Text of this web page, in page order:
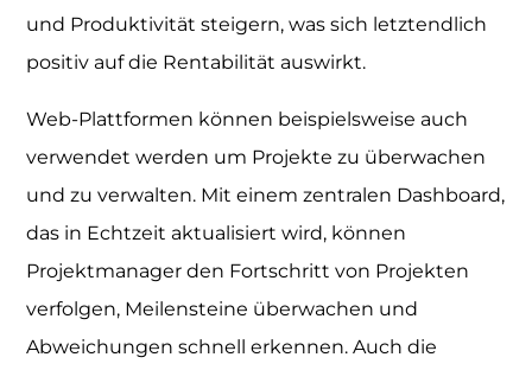
und Produktivität steigern, was sich letztendlich
positiv auf die Rentabilität auswirkt.
Web-Plattformen können beispielsweise auch
verwendet werden um Projekte zu überwachen
und zu verwalten. Mit einem zentralen Dashboard,
das in Echtzeit aktualisiert wird, können
Projektmanager den Fortschritt von Projekten
verfolgen, Meilensteine überwachen und
Abweichungen schnell erkennen. Auch die